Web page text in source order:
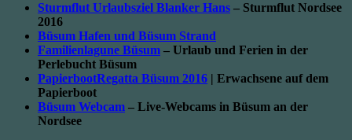
Sturmflut Urlaubsziel Blanker Hans – Sturmflut Nordsee
2016
Büsum Hafen und Büsum Strand
Familienlagune Büsum – Urlaub und Ferien in der
Perlebucht Büsum
PapierbootRegatta Büsum 2016 | Erwachsene auf dem
Papierboot
Büsum Webcam – Live-Webcams in Büsum an der
Nordsee